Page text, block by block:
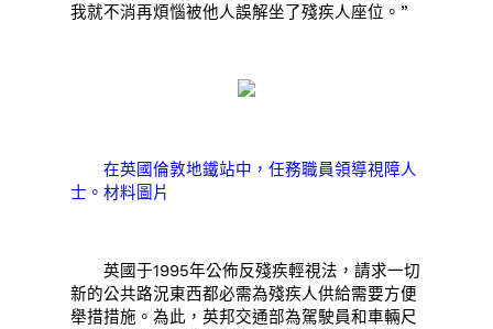
我就不消再煩惱被他人誤解坐了殘疾人座位。”
在英國倫敦地鐵站中，任務職員領導視障人
士。材料圖片
英國于1995年公佈反殘疾輕視法，請求一切
新的公共路況東西都必需為殘疾人供給需要方便
舉措措施。為此，英邦交通部為駕駛員和車輛尺